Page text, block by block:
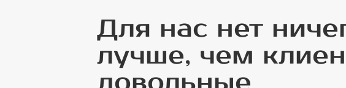
Для нас нет
лучше, чем